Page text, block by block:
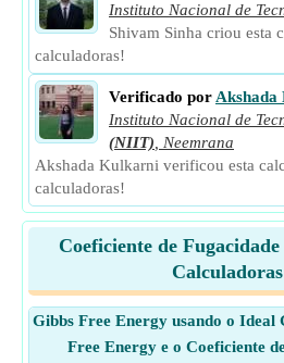
Instituto Nacional de
Shivam Sinha criou esta
calculadoras!
Verificado por
Instituto Nacional de
(NIIT)
Neemrana
Akshada Kulkarni verificou esta
calculadoras!
Coeficiente de
Calculadoras
Gibbs Free Energy usando o Ideal
Free Energy e o Coeficiente